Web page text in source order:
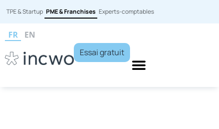
TPE & Startup PME & Franchises Experts-comptables
FR
EN
Essai gratuit